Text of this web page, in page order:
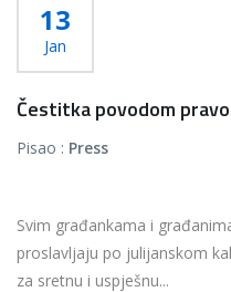
13
Jan
Čestitka povodom
Pisao : Press
Svim građankama i
proslavljaju po julijanskom
za sretnu i uspješnu...